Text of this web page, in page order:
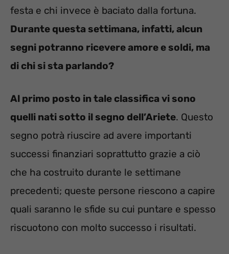
festa e chi invece è baciato dalla fortuna.
Durante questa settimana, infatti, alcun
segni potranno ricevere amore e soldi, ma
di chi si sta parlando?
Al primo posto in tale classifica vi sono
quelli nati sotto il segno dell’Ariete. Questo
segno potrà riuscire ad avere importanti
successi finanziari soprattutto grazie a ciò
che ha costruito durante le settimane
precedenti; queste persone riescono a capire
quali saranno le sfide su cui puntare e spesso
riscuotono con molto successo i risultati.